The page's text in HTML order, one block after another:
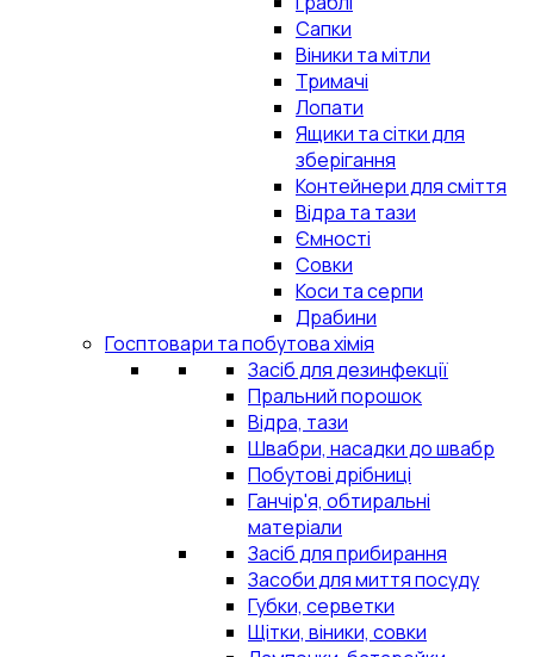
Сапки
Віники та мітли
Тримачі
Лопати
Ящики та сітки для
зберігання
Контейнери для сміття
Відра та тази
Ємності
Совки
Коси та серпи
Драбини
Госптовари та побутова хімія
Засіб для дезинфекції
Пральний порошок
Відра, тази
Швабри, насадки до швабр
Побутові дрібниці
Ганчір'я, обтиральні
матеріали
Засіб для прибирання
Засоби для миття посуду
Губки, серветки
Щітки, віники, совки